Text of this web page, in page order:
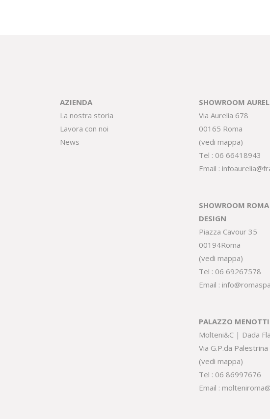
AZIENDA
La nostra storia
Lavora con noi
News
SHOWROOM
Via Aurelia 678
00165 Roma
(vedi mappa)
Tel : 06 66418943
Email :
SHOWROOM
DESIGN
Piazza Cavour 35
00194Roma
(vedi mappa)
Tel : 06 69267578
Email :
PALAZZO MENOTTI
Molteni&C | Dada
Via G.P.da
(vedi mappa)
Tel : 06 86997676
Email :